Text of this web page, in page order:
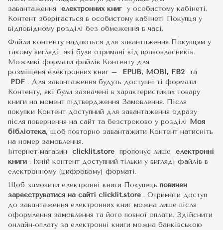
завантаження електронних книг у особистому кабінеті.
Контент зберігається в особистому кабінеті Покупця у
відповідному розділі без обмеження в часі.
Файли контенту надаються для завантаження Покупцям у
такому вигляді, які були отримані від правовласників.
Можливі формати файлів Контенту для
розміщеня електронних книг –
EPUB, MOBI, FB2 та
PDF . Для завантаження будуть доступні ті формати
Контенту, які були зазначені в характеристиках товару
книги на момент підтвердження Замовлення. Після
покупки Контент доступний для завантаження одразу
після повернення на сайт та безстроково у розділі Моя
бібліотека, щоб повторно завантажити Контент натисніть
на номер замовлення.
Інтернет-магазин clicklit.store пропонує лише електронні
книги . Їхній контент доступний тільки у вигляді файлів в
електронному (цифровому) форматі.
Щоб замовити електронні книги Покупець повинен
зареєструватися на сайті clicklit.store . Отримати доступ
до завантаження електронних книг можна лише після
оформлення замовлення та його повної оплати. Здійснити
онлайн-оплату за електронні книги можна банківською